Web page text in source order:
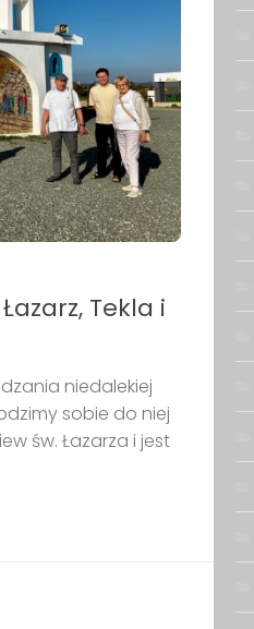
Tekla i
niedalekiej
sobie do niej
św. Łazarza i jest